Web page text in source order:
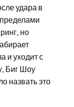
удара в
пределами
но
и уходит с
Биг Шоу
назвать это